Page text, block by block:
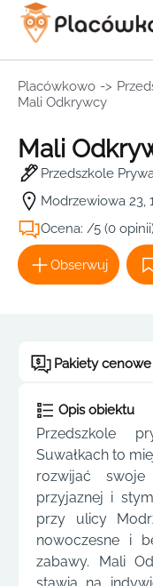
Placówkowo ->
Mali Odkrywcy
Mali
Przedszkole
Modrzewiowa 23,
Ocena: /5 (0
Obserwuj
Pakiety cenowe
Opis obiektu
Przedszkole
Suwałkach to
rozwijać
przyjaznej i
przy ulicy
nowoczesne i
zabawy. Mali